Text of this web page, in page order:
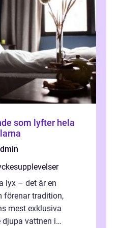
lyx – det är en
förenar tradition,
mest exklusiva
djupa vattnen i